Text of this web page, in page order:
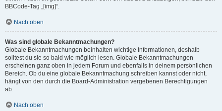
BBCode-Tag „[img]“.
Nach oben
Was sind globale Bekanntmachungen?
Globale Bekanntmachungen beinhalten wichtige Informationen, deshalb
solltest du sie so bald wie möglich lesen. Globale Bekanntmachungen
erscheinen ganz oben in jedem Forum und ebenfalls in deinem persönlichen
Bereich. Ob du eine globale Bekanntmachung schreiben kannst oder nicht,
hängt von den durch die Board-Administration vergebenen Berechtigungen
ab.
Nach oben